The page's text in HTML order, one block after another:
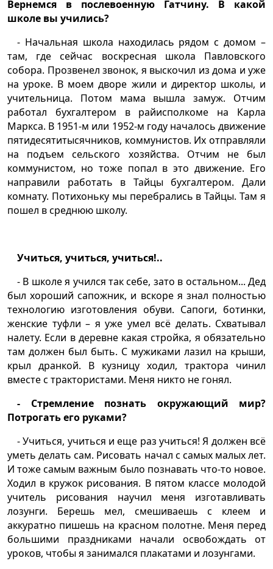
Вернемся в послевоенную Гатчину. В какой
школе вы учились?
- Начальная школа находилась рядом с домом –
там, где сейчас воскресная школа Павловского
собора. Прозвенел звонок, я выскочил из дома и уже
на уроке. В моем дворе жили и директор школы, и
учительница. Потом мама вышла замуж. Отчим
работал бухгалтером в райисполкоме на Карла
Маркса. В 1951-м или 1952-м году началось движение
пятидесятитысячников, коммунистов. Их отправляли
на подъем сельского хозяйства. Отчим не был
коммунистом, но тоже попал в это движение. Его
направили работать в Тайцы бухгалтером. Дали
комнату. Потихоньку мы перебрались в Тайцы. Там я
пошел в среднюю школу.
Учиться, учиться, учиться!..
- В школе я учился так себе, зато в остальном... Дед
был хороший сапожник, и вскоре я знал полностью
технологию изготовления обуви. Сапоги, ботинки,
женские туфли – я уже умел всё делать. Схватывал
налету. Если в деревне какая стройка, я обязательно
там должен был быть. С мужиками лазил на крыши,
крыл дранкой. В кузницу ходил, трактора чинил
вместе с трактористами. Меня никто не гонял.
- Стремление познать окружающий мир?
Потрогать его руками?
- Учиться, учиться и еще раз учиться! Я должен всё
уметь делать сам. Рисовать начал с самых малых лет.
И тоже самым важным было познавать что-то новое.
Ходил в кружок рисования. В пятом классе молодой
учитель рисования научил меня изготавливать
лозунги. Берешь мел, смешиваешь с клеем и
аккуратно пишешь на красном полотне. Меня перед
большими праздниками начали освобождать от
уроков, чтобы я занимался плакатами и лозунгами.